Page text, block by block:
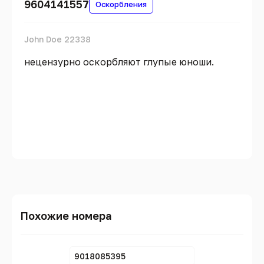
9604141557 Оскорбления
John Doe 22338
нецензурно оскорбляют глупые юноши.
Похожие номера
9018085395